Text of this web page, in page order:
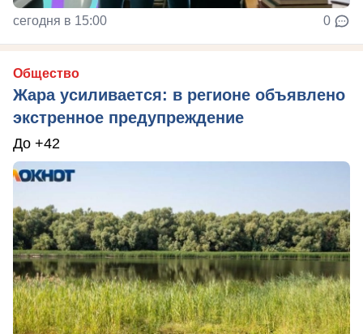
сегодня в 15:00 0
Общество
Жара усиливается: в регионе объявлено
экстренное предупреждение
До +42